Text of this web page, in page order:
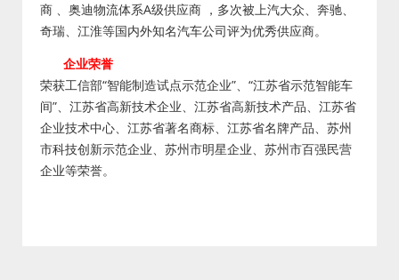
商 、奥迪物流体系A级供应商 ，多次被上汽大众、奔驰、
奇瑞、江淮等国内外知名汽车公司评为优秀供应商。
企业荣誉
荣获工信部“智能制造试点示范企业”、“江苏省示范智能车
间”、江苏省高新技术企业、江苏省高新技术产品、江苏省
企业技术中心、江苏省著名商标、江苏省名牌产品、苏州
市科技创新示范企业、苏州市明星企业、苏州市百强民营
企业等荣誉。